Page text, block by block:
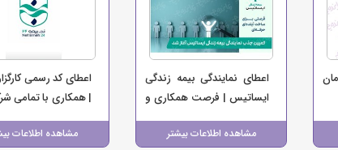
اعطای نمایندگی بیمه زندگی
ایساتیس | فرصت همکاری و
کسب درآمد در سراسر کشور
مشاهده اطلاعات بیشتر
اعطای کد رسمی
| همکاری با تمامی
بیمه کشور
مشاهده اطلاعات